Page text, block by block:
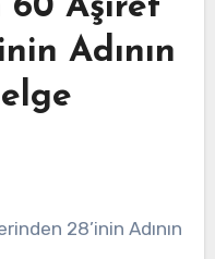
60 Aşiret
Adının